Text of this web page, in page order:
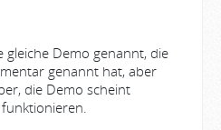
gleiche Demo genannt, die
genannt hat, aber
die Demo scheint